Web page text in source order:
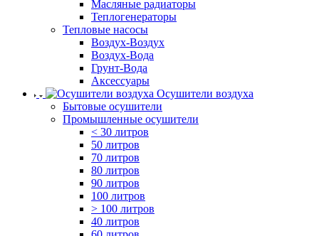
Масляные радиаторы
Теплогенераторы
Тепловые насосы
Воздух-Воздух
Воздух-Вода
Грунт-Вода
Аксессуары
Осушители воздуха
Бытовые осушители
Промышленные осушители
< 30 литров
50 литров
70 литров
80 литров
90 литров
100 литров
> 100 литров
40 литров